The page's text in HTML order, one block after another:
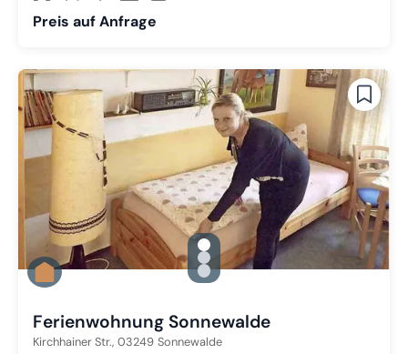
Preis auf Anfrage
gallery.slide_selector
Zu Slide 1 wechseln
Zu Slide 2 wechseln
Zu Slide 3 wechseln
Ferienwohnung Sonnewalde
Kirchhainer Str., 03249 Sonnewalde